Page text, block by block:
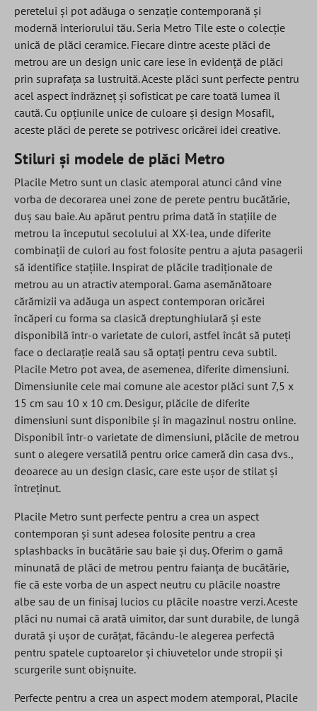
peretelui și pot adăuga o senzație contemporană și
modernă interiorului tău. Seria Metro Tile este o colecție
unică de plăci ceramice. Fiecare dintre aceste plăci de
metrou are un design unic care iese în evidență de plăci
prin suprafața sa lustruită. Aceste plăci sunt perfecte pentru
acel aspect îndrăzneț și sofisticat pe care toată lumea îl
caută. Cu opțiunile unice de culoare și design Mosafil,
aceste plăci de perete se potrivesc oricărei idei creative.
Stiluri și modele de plăci Metro
Placile Metro sunt un clasic atemporal atunci când vine
vorba de decorarea unei zone de perete pentru bucătărie,
duș sau baie. Au apărut pentru prima dată în stațiile de
metrou la începutul secolului al XX-lea, unde diferite
combinații de culori au fost folosite pentru a ajuta pasagerii
să identifice stațiile. Inspirat de plăcile tradiționale de
metrou au un atractiv atemporal. Gama asemănătoare
cărămizii va adăuga un aspect contemporan oricărei
încăperi cu forma sa clasică dreptunghiulară și este
disponibilă într-o varietate de culori, astfel încât să puteți
face o declarație reală sau să optați pentru ceva subtil.
Placile Metro pot avea, de asemenea, diferite dimensiuni.
Dimensiunile cele mai comune ale acestor plăci sunt 7,5 x
15 cm sau 10 x 10 cm. Desigur, plăcile de diferite
dimensiuni sunt disponibile și în magazinul nostru online.
Disponibil într-o varietate de dimensiuni, plăcile de metrou
sunt o alegere versatilă pentru orice cameră din casa dvs.,
deoarece au un design clasic, care este ușor de stilat și
întreținut.
Placile Metro sunt perfecte pentru a crea un aspect
contemporan și sunt adesea folosite pentru a crea
splashbacks în bucătărie sau baie și duș. Oferim o gamă
minunată de plăci de metrou pentru faianța de bucătărie,
fie că este vorba de un aspect neutru cu plăcile noastre
albe sau de un finisaj lucios cu plăcile noastre verzi. Aceste
plăci nu numai că arată uimitor, dar sunt durabile, de lungă
durată și ușor de curățat, făcându-le alegerea perfectă
pentru spatele cuptoarelor și chiuvetelor unde stropii și
scurgerile sunt obișnuite.
Perfecte pentru a crea un aspect modern atemporal, Placile